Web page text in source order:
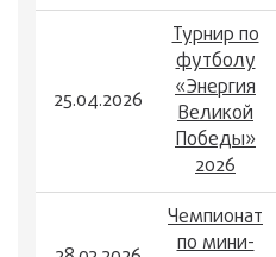
25.04.2026
Турнир по
футболу
«Энергия
Великой
Победы»
2026
Чемпионат
по мини-